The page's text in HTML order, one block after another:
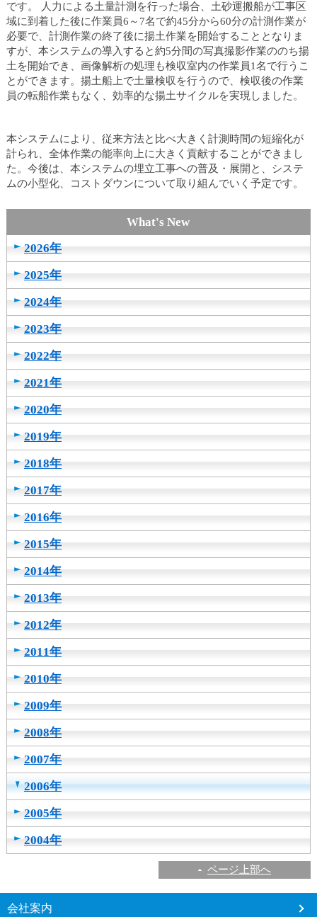
です。 人力による土量計測を行った場合、土砂運搬船が工事区
域に到着した後に作業員6～7名で約45分から60分の計測作業が
必要で、計測作業の終了後に揚土作業を開始することとなりま
すが、本システムの導入すると約5分間の写真撮影作業ののち揚
土を開始でき、画像解析の処理も検収室内の作業員1名で行うこ
とができます。揚土船上で土量検収を行うので、検収後の作業
員の転船作業もなく、効率的な揚土サイクルを実現しました。
本システムにより、従来方法と比べ大きく計測時間の短縮化が
計られ、全体作業の能率向上に大きく貢献することができまし
た。今後は、本システムの埋立工事への普及・展開と、システ
ムの小型化、コストダウンについて取り組んでいく予定です。
2026年
2025年
2024年
2023年
2022年
2021年
2020年
2019年
2018年
2017年
2016年
2015年
2014年
2013年
2012年
2011年
2010年
2009年
2008年
2007年
2006年
2005年
2004年
ページ上部へ
会社案内